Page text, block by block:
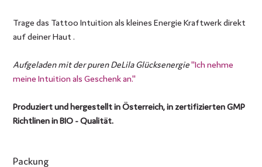
Trage das Tattoo Intuition als kleines Energie Kraftwerk direkt
auf deiner Haut .
Aufgeladen mit der puren DeLila Glücksenergie"Ich nehme
meine Intuition als Geschenk an."
Produziert und hergestellt in Österreich, in zertifizierten GMP
Richtlinen in BIO - Qualität.
Packung